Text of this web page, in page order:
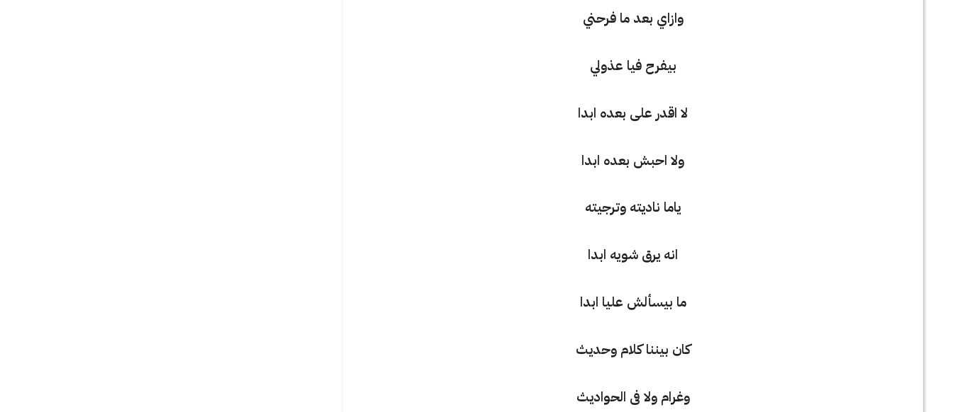
وازاي بعد ما فرحني
بيفرح فيا عذولي
لا اقدر على بعده ابدا
ولا احبش بعده ابدا
ياما ناديته وترجيته
انه يرق شويه ابدا
ما بيسألش عليا ابدا
كان بيننا كلام وحديث
وغرام ولا فى الحواديث